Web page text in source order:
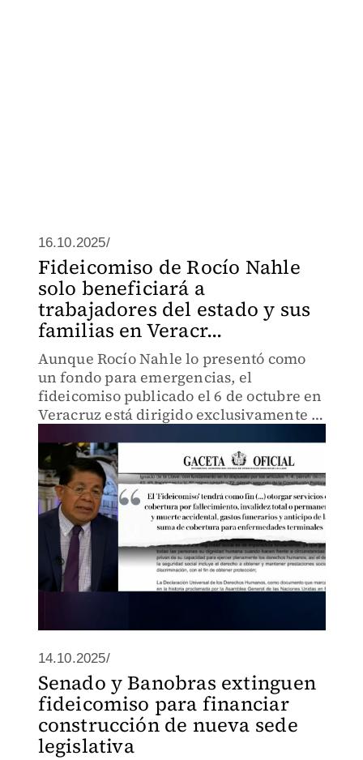
16.10.2025/
Fideicomiso de Rocío Nahle
solo beneficiará a
trabajadores del estado y sus
familias en Veracr...
Aunque Rocío Nahle lo presentó como
un fondo para emergencias, el
fideicomiso publicado el 6 de octubre en
Veracruz está dirigido exclusivamente a
familias, sin contemplar atención a
desastres naturales.
14.10.2025/
Senado y Banobras extinguen
fideicomiso para financiar
construcción de nueva sede
legislativa